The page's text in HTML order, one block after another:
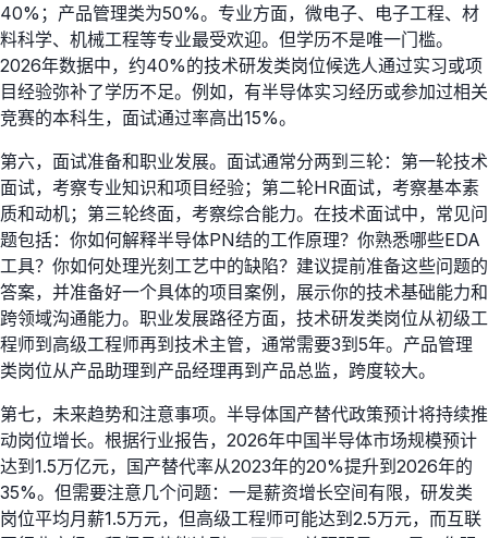
40%；产品管理类为50%。专业方面，微电子、电子工程、材
料科学、机械工程等专业最受欢迎。但学历不是唯一门槛。
2026年数据中，约40%的技术研发类岗位候选人通过实习或项
目经验弥补了学历不足。例如，有半导体实习经历或参加过相关
竞赛的本科生，面试通过率高出15%。
第六，面试准备和职业发展。面试通常分两到三轮：第一轮技术
面试，考察专业知识和项目经验；第二轮HR面试，考察基本素
质和动机；第三轮终面，考察综合能力。在技术面试中，常见问
题包括：你如何解释半导体PN结的工作原理？你熟悉哪些EDA
工具？你如何处理光刻工艺中的缺陷？建议提前准备这些问题的
答案，并准备好一个具体的项目案例，展示你的技术基础能力和
跨领域沟通能力。职业发展路径方面，技术研发类岗位从初级工
程师到高级工程师再到技术主管，通常需要3到5年。产品管理
类岗位从产品助理到产品经理再到产品总监，跨度较大。
第七，未来趋势和注意事项。半导体国产替代政策预计将持续推
动岗位增长。根据行业报告，2026年中国半导体市场规模预计
达到1.5万亿元，国产替代率从2023年的20%提升到2026年的
35%。但需要注意几个问题：一是薪资增长空间有限，研发类
岗位平均月薪1.5万元，但高级工程师可能达到2.5万元，而互联